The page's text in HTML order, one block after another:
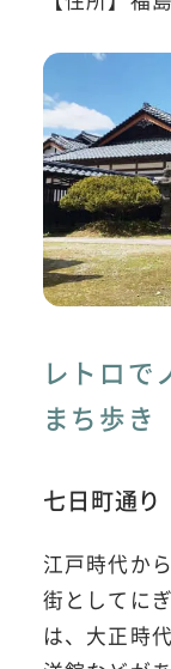
レトロで
まち歩き
七日町通り
江戸時代か
街としてに
は、大正時